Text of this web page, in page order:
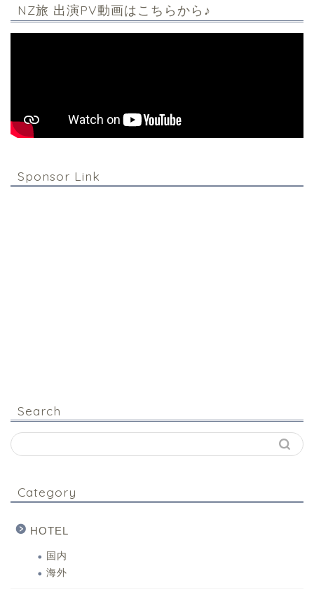
NZ旅 出演PV動画はこちらから♪
Sponsor Link
Search
Category
HOTEL
国内
海外